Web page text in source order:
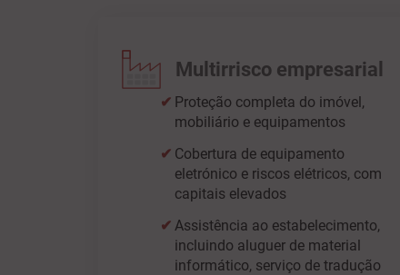
Multirrisco empresarial
Proteção completa do imóvel,
mobiliário e equipamentos
Cobertura de equipamento
eletrónico e riscos elétricos, com
capitais elevados
Assistência ao estabelecimento,
incluindo aluguer de material
informático, serviço de tradução